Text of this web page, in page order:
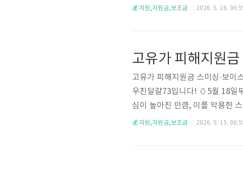
여행비의 50%를 모바일 지역사
0% 환급 (..
💰 지원,지원금,보조금 2026. 5. 16.
고유가 피해지원금 스미싱·보
우친달걀73입니다! 🥚5월 18일
심이 높아진 만큼, 이를 악용한
동통신 3사, KISA(한국인터넷진
대 발송 안 함!• 배너 링크·앱 푸
💰 지원,지원금,보조금 2026. 5. 15.